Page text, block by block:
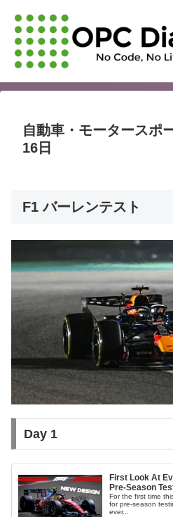
自動車・モータースポ
16日
F1 バーレンテスト
Day 1
First Look At
Pre-Season
For the first time
for pre-season
ever...